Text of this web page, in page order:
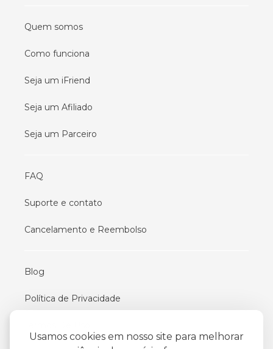
Usamos cookies em nosso site para melhorar
Quem somos
Como funciona
Seja um iFriend
Seja um Afiliado
Seja um Parceiro
FAQ
Suporte e contato
Cancelamento e Reembolso
Blog
Política de Privacidade